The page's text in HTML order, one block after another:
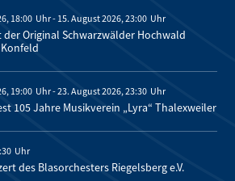
18:00 - 15. August 2026, 23:00
der Original Schwarzwälder Hochwald
19:00 -23. August 2026, 23:30
105 Jahre Musikverein „Lyra“ Thalexweiler
des Blasorchesters Riegelsberg e.V.